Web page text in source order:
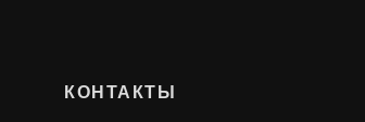
КОНТАКТЫ